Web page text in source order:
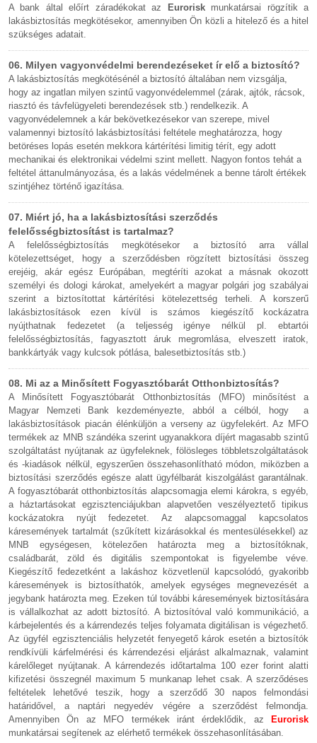
A bank által előírt záradékokat az Euroriskmunkatársai rögzítik a
lakásbiztosítás megkötésekor, amennyiben Ön közli a hitelező és a hitel
szükséges adatait.
06. Milyen vagyonvédelmi berendezéseket ír elő a biztosító?
A lakásbiztosítás megkötésénél a biztosító általában nem vizsgálja,
hogy az ingatlan milyen szintű vagyonvédelemmel (zárak, ajtók, rácsok,
riasztó és távfelügyeleti berendezések stb.) rendelkezik. A
vagyonvédelemnek a kár bekövetkezésekor van szerepe, mivel
valamennyi biztosító lakásbiztosítási feltétele meghatározza, hogy
betöréses lopás esetén mekkora kártérítési limitig térít, egy adott
mechanikai és elektronikai védelmi szint mellett. Nagyon fontos tehát a
feltétel áttanulmányozása, és a lakás védelmének a benne tárolt értékek
szintjéhez történő igazítása.
07. Miért jó, ha a lakásbiztosítási szerződés
felelősségbiztosítást is tartalmaz?
A felelősségbiztosítás megkötésekor a biztosító arra vállal
kötelezettséget, hogy a szerződésben rögzített biztosítási összeg
erejéig, akár egész Európában, megtéríti azokat a másnak okozott
személyi és dologi károkat, amelyekért a magyar polgári jog szabályai
szerint a biztosítottat kártérítési kötelezettség terheli. A korszerű
lakásbiztosítások ezen kívül is számos kiegészítő kockázatra
nyújthatnak fedezetet (a teljesség igénye nélkül pl. ebtartói
felelősségbiztosítás, fagyasztott áruk megromlása, elveszett iratok,
bankkártyák vagy kulcsok pótlása, balesetbiztosítás stb.)
08. Mi az a Minősített Fogyasztóbarát Otthonbiztosítás?
A Minősített Fogyasztóbarát Otthonbiztosítás (MFO) minősítést a
Magyar Nemzeti Bank kezdeményezte, abból a célból, hogy a
lakásbiztosítások piacán élénküljön a verseny az ügyfelekért. Az MFO
termékek az MNB szándéka szerint ugyanakkora díjért magasabb szintű
szolgáltatást nyújtanak az ügyfeleknek, fölösleges többletszolgáltatások
és -kiadások nélkül, egyszerűen összehasonlítható módon, miközben a
biztosítási szerződés egésze alatt ügyfélbarát kiszolgálást garantálnak.
A fogyasztóbarát otthonbiztosítás alapcsomagja elemi károkra, s egyéb,
a háztartásokat egzisztenciájukban alapvetően veszélyeztető tipikus
kockázatokra nyújt fedezetet. Az alapcsomaggal kapcsolatos
káresemények tartalmát (szűkített kizárásokkal és mentesülésekkel) az
MNB egységesen, kötelezően határozta meg a biztosítóknak,
családbarát, zöld és digitális szempontokat is figyelembe véve.
Kiegészítő fedezetként a lakáshoz közvetlenül kapcsolódó, gyakoribb
káresemények is biztosíthatók, amelyek egységes megnevezését a
jegybank határozta meg. Ezeken túl további káresemények biztosítására
is vállalkozhat az adott biztosító. A biztosítóval való kommunikáció, a
kárbejelentés és a kárrendezés teljes folyamata digitálisan is végezhető.
Az ügyfél egzisztenciális helyzetét fenyegető károk esetén a biztosítók
rendkívüli kárfelmérési és kárrendezési eljárást alkalmaznak, valamint
kárelőleget nyújtanak. A kárrendezés időtartalma 100 ezer forint alatti
kifizetési összegnél maximum 5 munkanap lehet csak. A szerződéses
feltételek lehetővé teszik, hogy a szerződő 30 napos felmondási
határidővel, a naptári negyedév végére a szerződést felmondja.
Amennyiben Ön az MFO termékek iránt érdeklődik, az
Eurorisk
munkatársai segítenek az elérhető termékek összehasonlításában.